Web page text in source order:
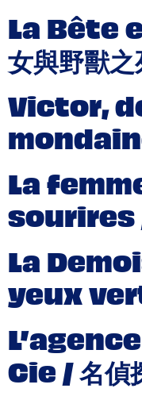
La Bête
女與野獸之
Victor,
La
sourires /
La
yeux
Cie / 名偵